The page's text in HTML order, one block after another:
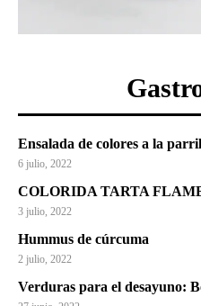
Ensalada de colores a la
6 julio, 2022
COLORIDA TARTA
3 julio, 2022
Hummus de cúrcuma
2 julio, 2022
Verduras para el desayuno: